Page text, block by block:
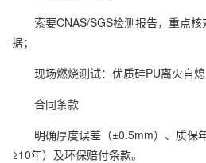
索要CNAS/SGS检测报告，重点核
据；
现场燃烧测试：优质硅PU离火自熄
合同条款
明确厚度误差（±0.5mm）、质保
≥10年）及环保赔付条款。